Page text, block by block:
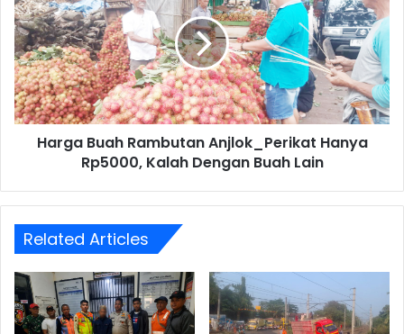
Rambutan
Anjlok_Perikat
Hanya
Rp5000,
Kalah
Dengan
Buah
Harga Buah Rambutan Anjlok_Perikat Hanya
Rp5000, Kalah Dengan Buah Lain
Related Articles